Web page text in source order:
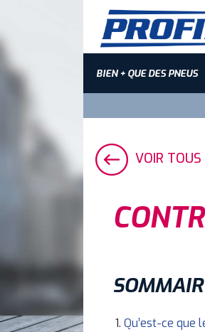
BIEN + QUE DES PNEUS
VOIR TOUS
Qu’est-ce que